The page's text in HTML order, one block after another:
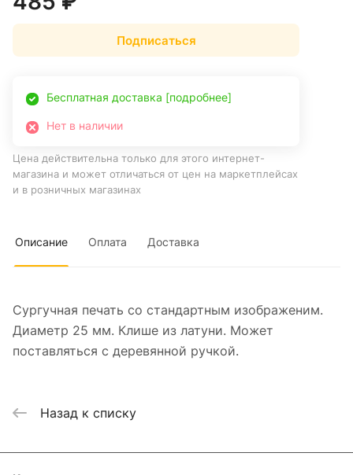
Подписаться
Бесплатная доставка [подробнее]
Нет в наличии
Цена действительна только для этого интернет-
магазина и может отличаться от цен на маркетплейсах
и в розничных магазинах
Описание Оплата Доставка
Сургучная печать со стандартным изображеним.
Диаметр 25 мм. Клише из латуни. Может
поставляться с деревянной ручкой.
Назад к списку